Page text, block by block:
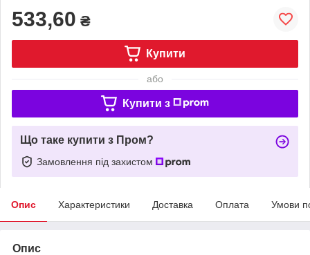
533,60 ₴
Купити
або
Купити з
Що таке купити з Пром?
Замовлення під захистом
Опис Характеристики Доставка Оплата Умови
Опис